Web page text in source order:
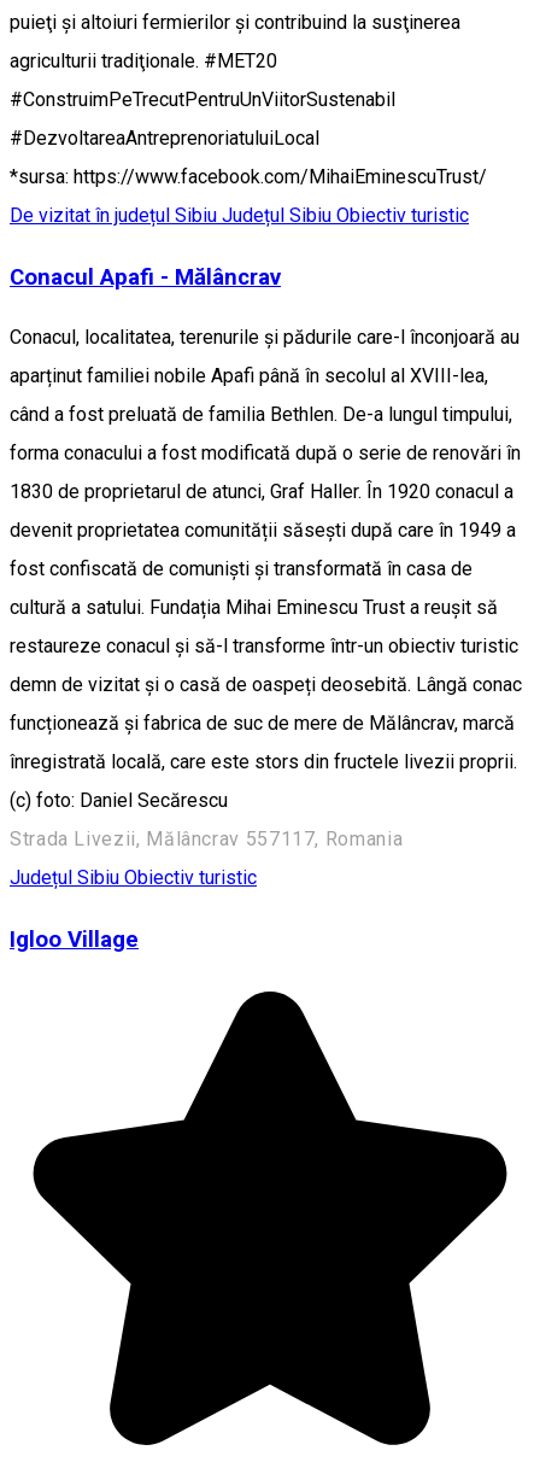
puieţi şi altoiuri fermierilor şi contribuind la susţinerea
agriculturii tradiţionale. #MET20
#ConstruimPeTrecutPentruUnViitorSustenabil
#DezvoltareaAntreprenoriatuluiLocal
*sursa: https://www.facebook.com/MihaiEminescuTrust/
De vizitat în județul Sibiu Județul Sibiu Obiectiv turistic
Conacul Apafi - Mălâncrav
Conacul, localitatea, terenurile și pădurile care-l înconjoară au
aparținut familiei nobile Apafi până în secolul al XVIII-lea,
când a fost preluată de familia Bethlen. De-a lungul timpului,
forma conacului a fost modificată după o serie de renovări în
1830 de proprietarul de atunci, Graf Haller. În 1920 conacul a
devenit proprietatea comunității săsești după care în 1949 a
fost confiscată de comuniști și transformată în casa de
cultură a satului. Fundația Mihai Eminescu Trust a reușit să
restaureze conacul și să-l transforme într-un obiectiv turistic
demn de vizitat și o casă de oaspeți deosebită. Lângă conac
funcționează și fabrica de suc de mere de Mălâncrav, marcă
înregistrată locală, care este stors din fructele livezii proprii.
(c) foto: Daniel Secărescu
Strada Livezii, Mălâncrav 557117, Romania
Județul Sibiu Obiectiv turistic
Igloo Village